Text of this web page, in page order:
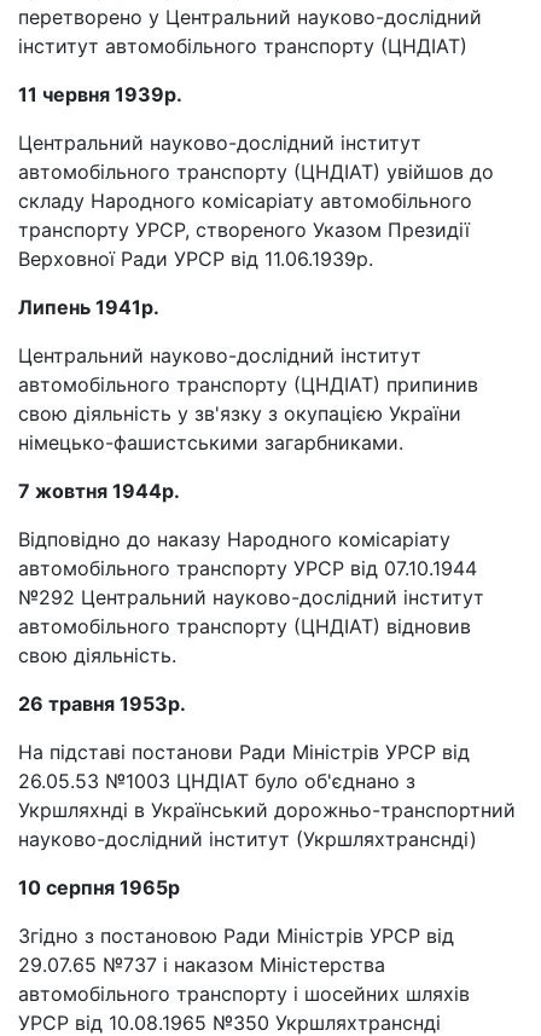
перетворено у Центральний науково-дослідний
інститут автомобільного транспорту (ЦНДІАТ)
11 червня 1939р.
Центральний науково-дослідний інститут
автомобільного транспорту (ЦНДІАТ) увійшов до
складу Народного комісаріату автомобільного
транспорту УРСР, створеного Указом Президії
Верховної Ради УРСР від 11.06.1939р.
Липень 1941р.
Центральний науково-дослідний інститут
автомобільного транспорту (ЦНДІАТ) припинив
свою діяльність у зв'язку з окупацією України
німецько-фашистськими загарбниками.
7 жовтня 1944р.
Відповідно до наказу Народного комісаріату
автомобільного транспорту УРСР від 07.10.1944
№292 Центральний науково-дослідний інститут
автомобільного транспорту (ЦНДІАТ) відновив
свою діяльність.
26 травня 1953р.
На підставі постанови Ради Міністрів УРСР від
26.05.53 №1003 ЦНДІАТ було об'єднано з
Укршляхнді в Український дорожньо-транспортний
науково-дослідний інститут (Укршляхтранснді)
10 серпня 1965р
Згідно з постановою Ради Міністрів УРСР від
29.07.65 №737 і наказом Міністерства
автомобільного транспорту і шосейних шляхів
УРСР від 10.08.1965 №350 Укршляхтранснді